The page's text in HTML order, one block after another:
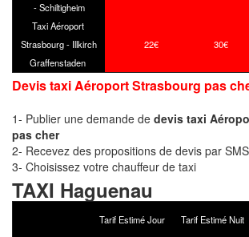
- Schiltigheim
Taxi Aéroport
Strasbourg - Illkirch
Graffenstaden
22€ 30€
Devis taxi Aéroport Strasbourg pas
1- Publier une demande de devis taxi
pas cher
2- Recevez des propositions de devis par SMS
3- Choisissez votre chauffeur de taxi
TAXI Haguenau
Tarif Estimé Jour Tarif Estimé Nuit